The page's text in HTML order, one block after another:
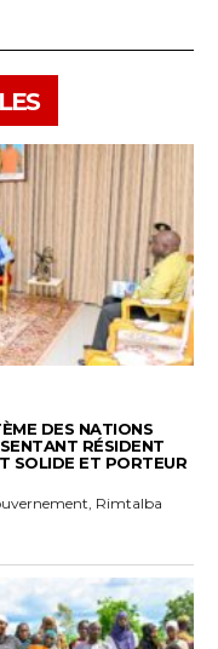
DES NATIONS
RÉSIDENT
SOLIDE ET PORTEUR
Rimtalba